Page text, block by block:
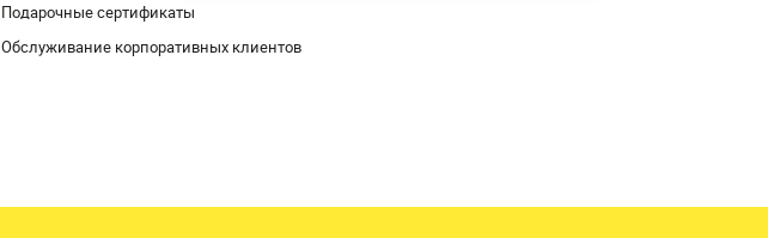
Подарочные сертификаты
Обслуживание корпоративных клиентов